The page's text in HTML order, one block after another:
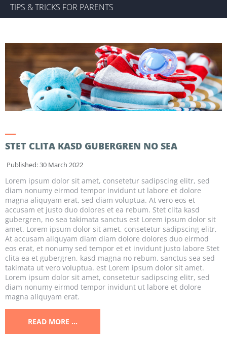
TIPS & TRICKS FOR PARENTS
STET CLITA KASD GUBERGREN NO SEA
Published: 30 March 2022
Lorem ipsum dolor sit amet, consetetur sadipscing elitr, sed
diam nonumy eirmod tempor invidunt ut labore et dolore
magna aliquyam erat, sed diam voluptua. At vero eos et
accusam et justo duo dolores et ea rebum. Stet clita kasd
gubergren, no sea takimata sanctus est Lorem ipsum dolor sit
amet. Lorem ipsum dolor sit amet, consetetur sadipscing elitr,
At accusam aliquyam diam diam dolore dolores duo eirmod
eos erat, et nonumy sed tempor et et invidunt justo labore Stet
clita ea et gubergren, kasd magna no rebum. sanctus sea sed
takimata ut vero voluptua. est Lorem ipsum dolor sit amet.
Lorem ipsum dolor sit amet, consetetur sadipscing elitr, sed
diam nonumy eirmod tempor invidunt ut labore et dolore
magna aliquyam erat.
READ MORE …